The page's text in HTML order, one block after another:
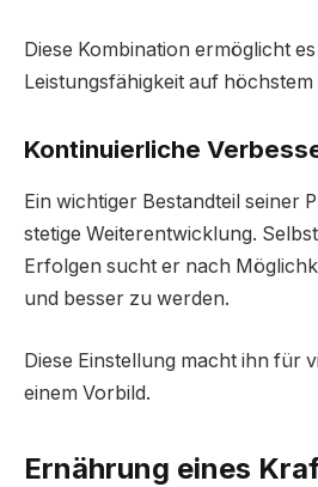
Diese Kombination ermöglicht
Leistungsfähigkeit auf
Kontinuierliche
Ein wichtiger Bestandteil seiner
stetige Weiterentwicklung.
Erfolgen sucht er nach
und besser zu werden.
Diese Einstellung macht ihn für
einem Vorbild.
Ernährung eines